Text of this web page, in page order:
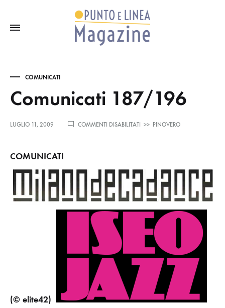
COMUNICATI
Comunicati 187/196
LUGLIO 11, 2009 COMMENTI DISABILITATI
SU
>> PINOVERO
COMUNICATI
(© elite42)